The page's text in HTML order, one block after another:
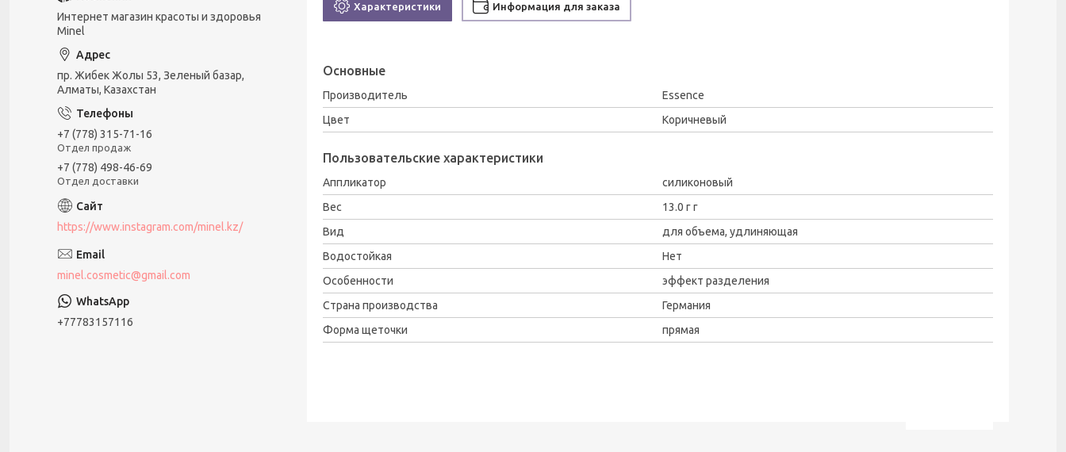
Характеристики Информация для заказа
Основные
Производитель
Essence
Цвет
Коричневый
Пользовательские характеристики
Аппликатор
силиконовый
Вес
13.0 г г
Вид
для объема, удлиняющая
Водостойкая
Нет
Особенности
эффект разделения
Страна производства
Германия
Форма щеточки
прямая
Интернет магазин красоты и здоровья
Minel
пр. Жибек Жолы 53, Зеленый базар,
Алматы, Казахстан
+7 (778) 315-71-16
Отдел продаж
+7 (778) 498-46-69
Отдел доставки
https://www.instagram.com/minel.kz/
minel.cosmetic@gmail.com
+77783157116